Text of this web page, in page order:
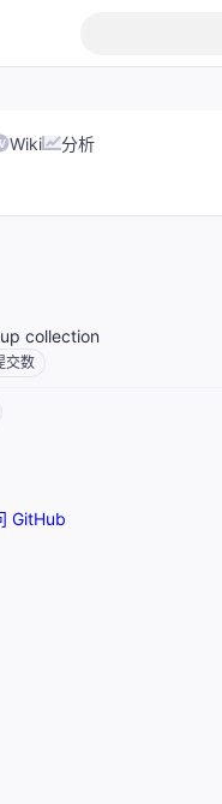
Wiki 分析
collection
交数
GitHub